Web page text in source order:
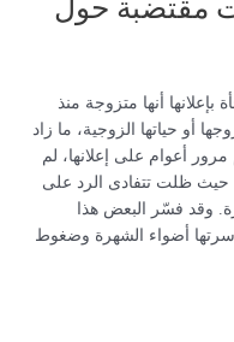
مقتضبة حول
بإعلانها أنها متزوجة منذ
أو حياتها الزوجية، ما زاد
أعوام على إعلانها، لم
حيث ظلت تتفادى الرد على
وقد فسّر البعض هذا
أضواء الشهرة وضغوط